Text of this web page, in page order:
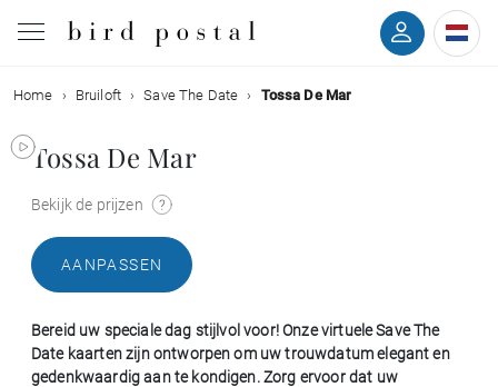
Bruiloft
Geboorte
Communie
Rouw
Home Bruiloft Save The Date Tossa De Mar
Tossa De Mar
Bekijk de prijzen
AANPASSEN
Bereid uw speciale dag stijlvol voor! Onze virtuele Save The
Date kaarten zijn ontworpen om uw trouwdatum elegant en
gedenkwaardig aan te kondigen. Zorg ervoor dat uw